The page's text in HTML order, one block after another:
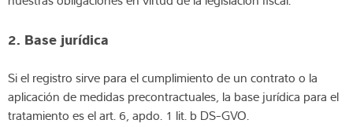
2. Base jurídica
Si el registro sirve para el cumplimiento de un contrato o la
aplicación de medidas precontractuales, la base jurídica para el
tratamiento es el art. 6, apdo. 1 lit. b DS-GVO.